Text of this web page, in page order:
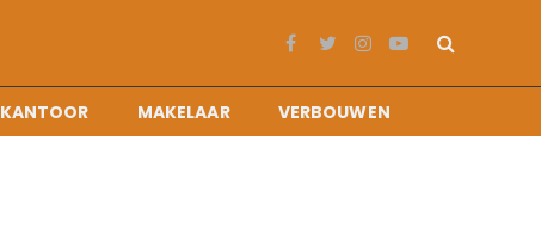
Facebook
TwitterInstagram
YouTube
KANTOOR MAKELAAR VERBOUWEN